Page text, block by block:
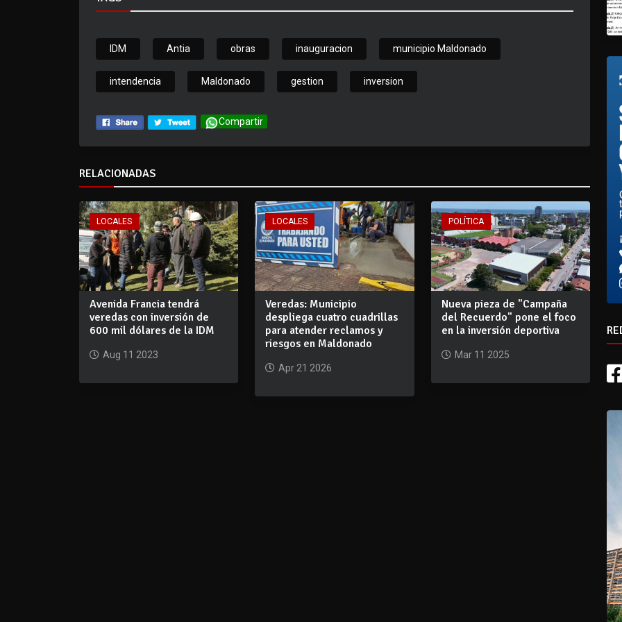
IDM Antia obras inauguracion municipio Maldonado
intendencia Maldonado gestion inversion
Compartir
RELACIONADAS
LOCALES
Avenida Francia tendrá
veredas con inversión de
600 mil dólares de la IDM
Aug 11 2023
LOCALES
Veredas: Municipio
despliega cuatro cuadrillas
para atender reclamos y
riesgos en Maldonado
Apr 21 2026
POLÍTICA
Nueva pieza de "Campaña
del Recuerdo" pone el foco
en la inversión deportiva
Mar 11 2025